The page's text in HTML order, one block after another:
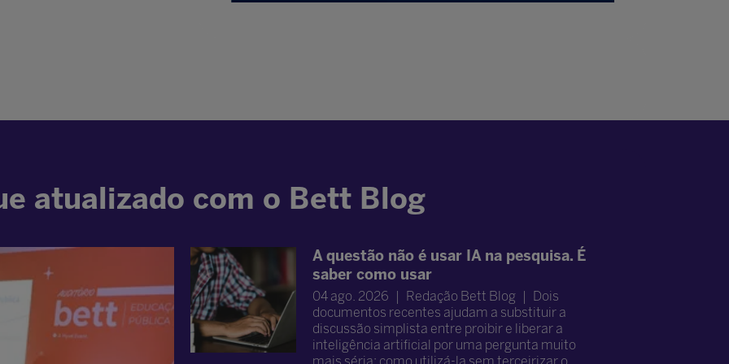
atualizado com o Bett Blog
A questão não é usar IA na pesquisa. É
saber como usar
04 ago. 2026 Redação Bett Blog
Dois
documentos recentes ajudam a substituir a
discussão simplista entre proibir e liberar a
inteligência artificial por uma pergunta muito